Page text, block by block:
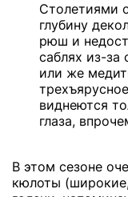
Столетиями
глубину
рюш и
саблях из-за
или же
виднеются
глаза,
В этом сезоне
кюлоты